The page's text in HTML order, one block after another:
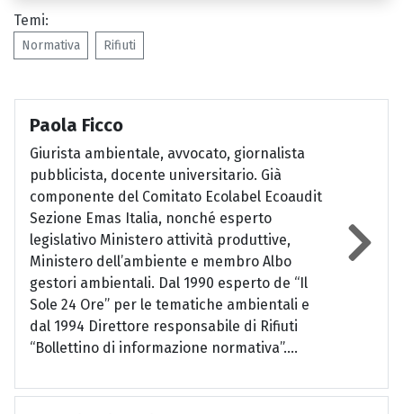
Temi:
Normativa Rifiuti
Paola Ficco
Giurista ambientale, avvocato, giornalista
pubblicista, docente universitario. Già
componente del Comitato Ecolabel Ecoaudit
Sezione Emas Italia, nonché esperto
legislativo Ministero attività produttive,
Ministero dell’ambiente e membro Albo
gestori ambientali. Dal 1990 esperto de “Il
Sole 24 Ore” per le tematiche ambientali e
dal 1994 Direttore responsabile di Rifiuti
“Bollettino di informazione normativa”....